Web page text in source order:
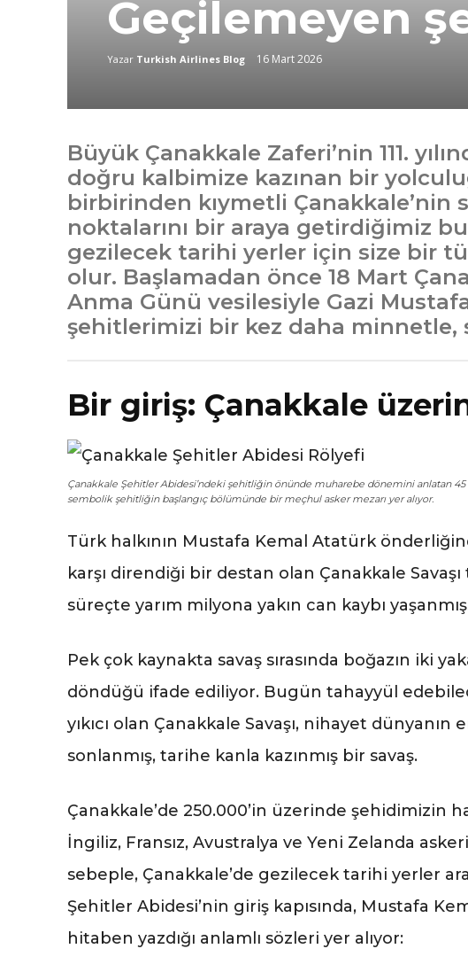
Geçilemeyen
Yazar Turkish Airlines Blog 16 Mart 2026
Büyük Çanakkale Zaferi’nin 111.
doğru kalbimize kazınan bir
birbirinden kıymetli Çanakkale’nin
noktalarını bir araya getirdiğimiz bu
gezilecek tarihi yerler için size bir
olur. Başlamadan önce 18 Mart
Anma Günü vesilesiyle Gazi
şehitlerimizi bir kez daha minnetle,
Bir giriş: Çanakkale
Çanakkale Şehitler Abidesi’ndeki şehitliğin önünde muharebe dönemini anlatan
sembolik şehitliğin başlangıç bölümünde bir meçhul asker mezarı yer alıyor.
Türk halkının Mustafa Kemal Atatürk
karşı direndiği bir destan olan Çanakkale
süreçte yarım milyona yakın can kaybı
Pek çok kaynakta savaş sırasında boğazın iki
döndüğü ifade ediliyor. Bugün tahayyül
yıkıcı olan Çanakkale Savaşı, nihayet
sonlanmış, tarihe kanla kazınmış bir savaş.
Çanakkale’de 250.000’in üzerinde şehidimizin
İngiliz, Fransız, Avustralya ve Yeni Zelanda
sebeple, Çanakkale’de gezilecek tarihi yerler
Şehitler Abidesi’nin giriş kapısında, Mustafa
hitaben yazdığı anlamlı sözleri yer alıyor: